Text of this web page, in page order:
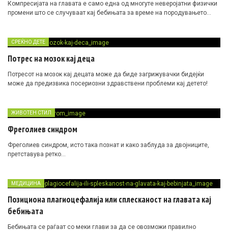
Компресијата на главата е само една од многуте неверојатни физички
промени што се случуваат кај бебињата за време на породувањето…
СРЕЌНО ДЕТЕ
Потрес на мозок кај деца
Потресот на мозок кај децата може да биде загрижувачки бидејќи
може да предизвика посериозни здравствени проблеми кај детето!
ЖИВОТЕН СТИЛ
Фреголиев синдром
Фреголиев синдром, исто така познат и како заблуда за двојниците,
претставува ретко…
МЕДИЦИНА
Позициона плагиоцефалија или сплесканост на главата кај
бебињата
Бебињата се раѓаат со меки глави за да се овозможи правилно